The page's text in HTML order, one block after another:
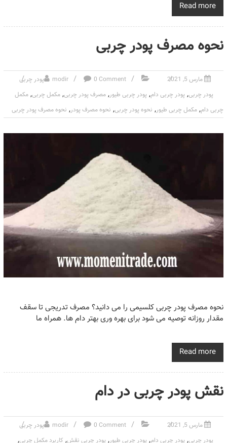
Read more
نحوه مصرف پودر چربی
مارس 5, 2021 modir 0 Comment
پودر چربی
پودر چربی, پودر چربی دام, پودر چربی طیور, مصرف پودر چربی, مکمل چربی, مکمل
چربی دام, مکمل چربی طیور, نحوه پودر چربی, نحوه مصرف پودر, نحوه مصرف پودر چربی
نحوه مصرف پودر چربی کلسیمی را می دانید؟ مصرف تدریجی تا سقف
مقدار روزانه توصیه می شود برای بهره وری بهتر دام ها. همراه ما
Read more
نقش پودر چربی در دام
مارس 5, 2021 modir 0 Comment
پودر چربی
پودر چربی, پودر چربی دام, پودر چربی طیور, پودر چربی نقش, کاربرد مکمل چربی,